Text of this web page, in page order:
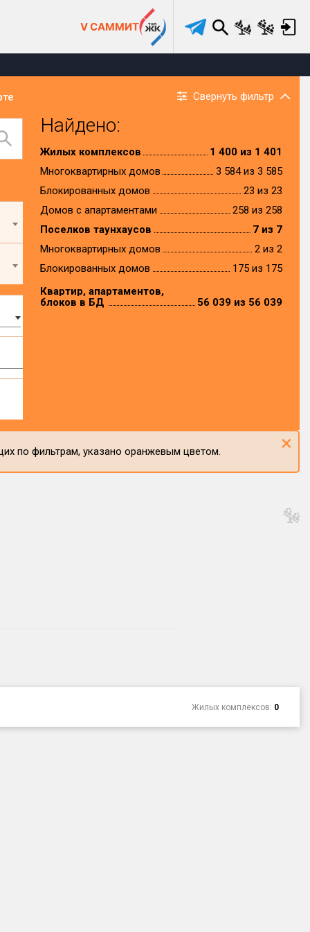
V САММИТ
Свернуть фильтр
Найдено:
Жилых комплексов
1 400 из 1 401
Многоквартирных домов
3 584 из 3 585
Блокированных домов
23 из 23
Домов с апартаментами
258 из 258
Поселков таунхаусов
7 из 7
Многоквартирных домов
2 из 2
Блокированных домов
175 из 175
Квартир, апартаментов,
блоков в БД
56 039 из 56 039
по фильтрам, указано оранжевым цветом. ×
Жилых комплексов: 0